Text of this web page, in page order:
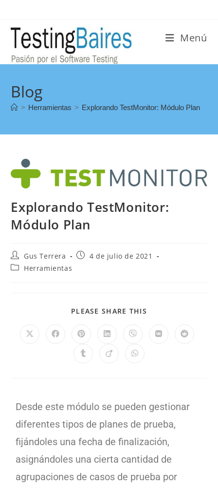
Menú
Blog
> Herramientas > Explorando TestMonitor: Módulo Plan
Explorando TestMonitor:
Módulo Plan
Gus Terrera
4 de julio de 2021
Herramientas
PLEASE SHARE THIS
Desde este módulo se pueden gestionar
diferentes tipos de planes de prueba,
fijándoles una fecha de finalización,
asignándoles una cierta cantidad de
agrupaciones de casos de prueba por